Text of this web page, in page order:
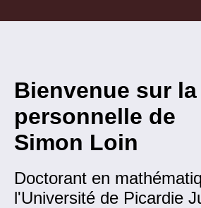
Bienvenue sur
personnelle de
Simon Loin
Doctorant en
l'Université de Picardie